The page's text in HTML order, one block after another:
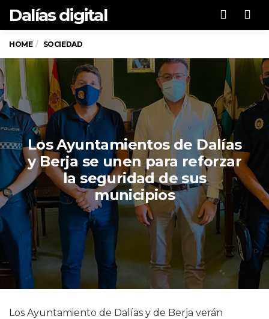
Dalías digital
HOME SOCIEDAD
Los Ayuntamientos de Dalías
y Berja se unen para reforzar
la seguridad de sus
municipios
Los Ayuntamiento de Dalías y de Berja verán